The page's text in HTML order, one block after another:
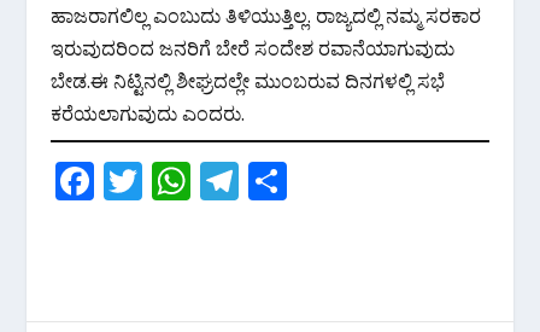
ಹಾಜರಾಗಲಿಲ್ಲ ಎಂಬುದು ತಿಳಿಯುತ್ತಿಲ್ಲ. ರಾಜ್ಯದಲ್ಲಿ ನಮ್ಮ ಸರಕಾರ
ಇರುವುದರಿಂದ ಜನರಿಗೆ ಬೇರೆ ಸಂದೇಶ ರವಾನೆಯಾಗುವುದು
ಬೇಡ.ಈ ನಿಟ್ಟಿನಲ್ಲಿ ಶೀಘ್ರದಲ್ಲೇ ಮುಂಬರುವ ದಿನಗಳಲ್ಲಿ ಸಭೆ
ಕರೆಯಲಾಗುವುದು ಎಂದರು.
F T W T